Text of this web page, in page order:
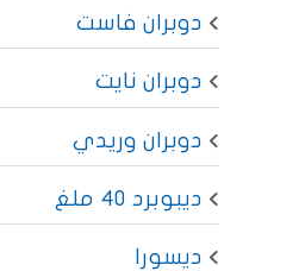
دوبران فاست
دوبران نايت
دوبران وريدي
ديبوبرد 40 ملغ
ديسورا